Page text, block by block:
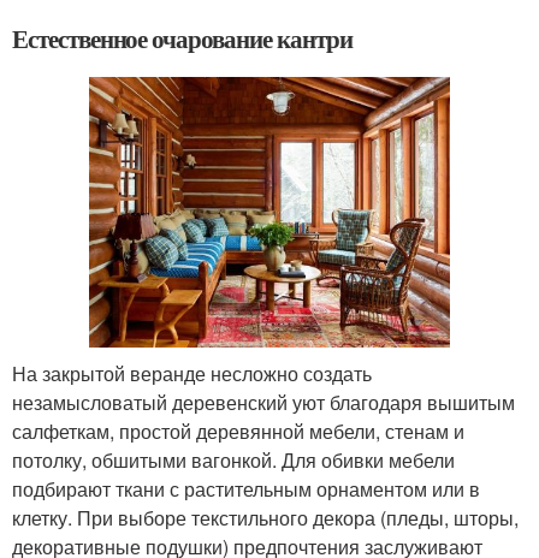
Естественное очарование кантри
На закрытой веранде несложно создать
незамысловатый деревенский уют благодаря вышитым
салфеткам, простой деревянной мебели, стенам и
потолку, обшитыми вагонкой. Для обивки мебели
подбирают ткани с растительным орнаментом или в
клетку. При выборе текстильного декора (пледы, шторы,
декоративные подушки) предпочтения заслуживают